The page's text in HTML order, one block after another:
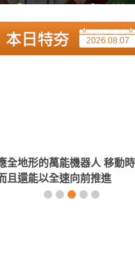
2026.08.07